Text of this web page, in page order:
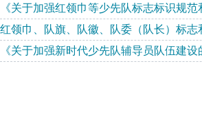
《关于加强红领巾等少先队标志标识规范
红领巾、队旗、队徽、队委（队长）标志
《关于加强新时代少先队辅导员队伍建设